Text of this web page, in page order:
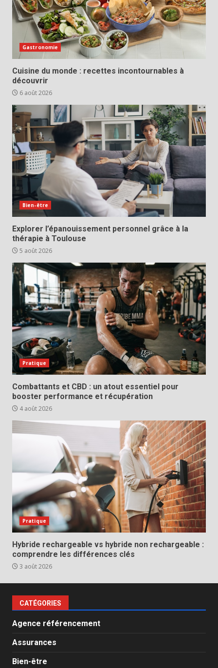
Gastronomie
Cuisine du monde : recettes incontournables à
découvrir
6 août 2026
Bien-être
Explorer l’épanouissement personnel grâce à la
thérapie à Toulouse
5 août 2026
Pratique
Combattants et CBD : un atout essentiel pour
booster performance et récupération
4 août 2026
Pratique
Hybride rechargeable vs hybride non rechargeable :
comprendre les différences clés
3 août 2026
CATÉGORIES
Agence référencement
Assurances
Bien-être